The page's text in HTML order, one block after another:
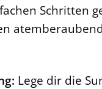
Schritten
Lege dir die